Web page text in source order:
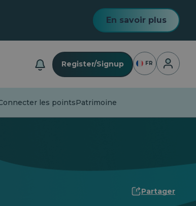
En savoir plus
Register/Signup FR
les pointsPatrimoine
Partager